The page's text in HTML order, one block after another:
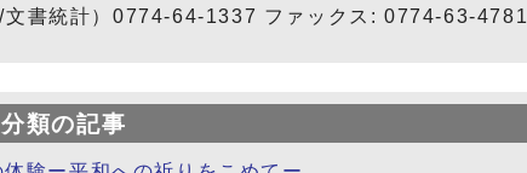
文書統計）0774-64-1337 ファックス: 0774-63-4781
類の記事